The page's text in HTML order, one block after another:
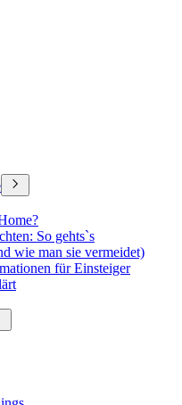
So gehts`s
wie man sie vermeidet)
für Einsteiger